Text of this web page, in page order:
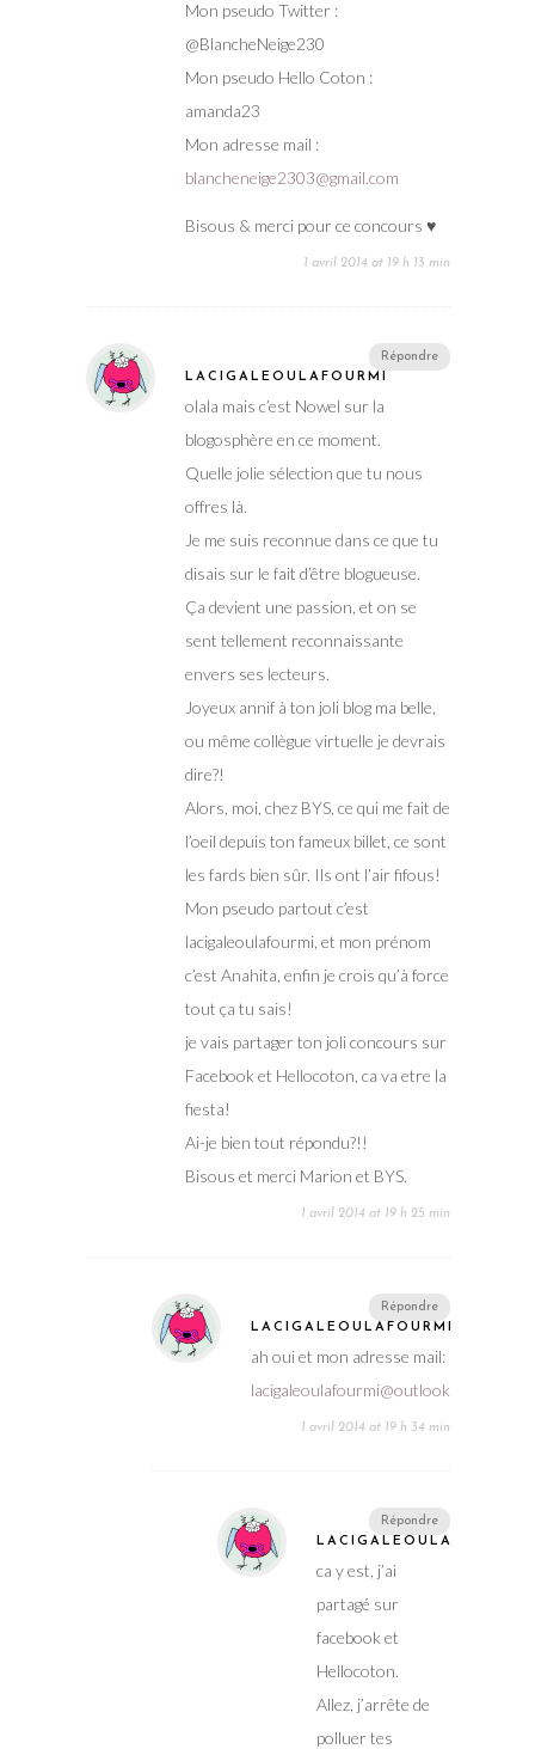
Mon pseudo Twitter :
@BlancheNeige230
Mon pseudo Hello Coton :
amanda23
Mon adresse mail :
blancheneige2303@gmail.com
Bisous & merci pour ce concours ♥
1 avril 2014 at 19 h 13 min
Répondre
LACIGALEOULAFOURMI
olala mais c’est Nowel sur la
blogosphère en ce moment.
Quelle jolie sélection que tu nous
offres là.
Je me suis reconnue dans ce que tu
disais sur le fait d’être blogueuse.
Ça devient une passion, et on se
sent tellement reconnaissante
envers ses lecteurs.
Joyeux annif à ton joli blog ma belle,
ou même collègue virtuelle je devrais
dire?!
Alors, moi, chez BYS, ce qui me fait de
l’oeil depuis ton fameux billet, ce sont
les fards bien sûr. Ils ont l’air fifous!
Mon pseudo partout c’est
lacigaleoulafourmi, et mon prénom
c’est Anahita, enfin je crois qu’à force
tout ça tu sais!
je vais partager ton joli concours sur
Facebook et Hellocoton, ca va etre la
fiesta!
Ai-je bien tout répondu?!!
Bisous et merci Marion et BYS.
1 avril 2014 at 19 h 25 min
Répondre
LACIGALEOULAFOURMI
ah oui et mon adresse mail:
lacigaleoulafourmi@outlook.com
1 avril 2014 at 19 h 34 min
Répondre
LACIGALEOULAFOURMI
ca y est, j’ai
partagé sur
facebook et
Hellocoton.
Allez, j’arrête de
polluer tes